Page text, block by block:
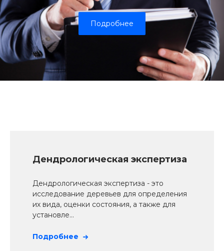
Подробнее
Дендрологическая экспертиза
Дендрологическая экспертиза - это
исследование деревьев для определения
их вида, оценки состояния, а также для
установле...
Подробнее